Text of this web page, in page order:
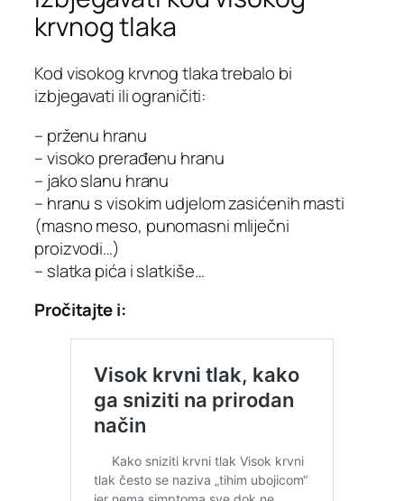
krvnog tlaka
Kod visokog krvnog tlaka trebalo bi
izbjegavati ili ograničiti:
– prženu hranu
– visoko prerađenu hranu
– jako slanu hranu
– hranu s visokim udjelom zasićenih masti
(masno meso, punomasni mliječni
proizvodi…)
– slatka pića i slatkiše…
Pročitajte i: